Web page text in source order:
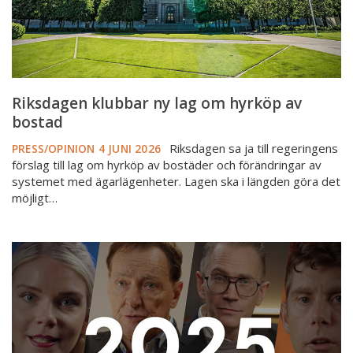
Riksdagen klubbar ny lag om hyrköp av
bostad
PRESS/OPINION 4 JUNI 2026
Riksdagen sa ja till regeringens
förslag till lag om hyrköp av bostäder och förändringar av
systemet med ägarlägenheter. Lagen ska i längden göra det
möjligt…
Bostadsmarknadsåret
2025